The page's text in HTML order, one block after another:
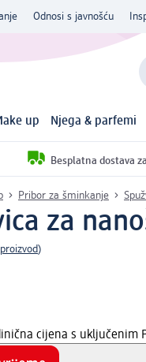
Odnosi s javnošću
up Njega & parfemi
Besplatna dostava
Pribor za šminkanje
za
)
cijena s uključenim